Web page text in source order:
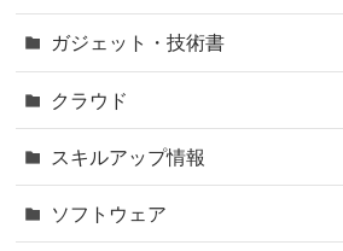
ガジェット・技術書
クラウド
スキルアップ情報
ソフトウェア